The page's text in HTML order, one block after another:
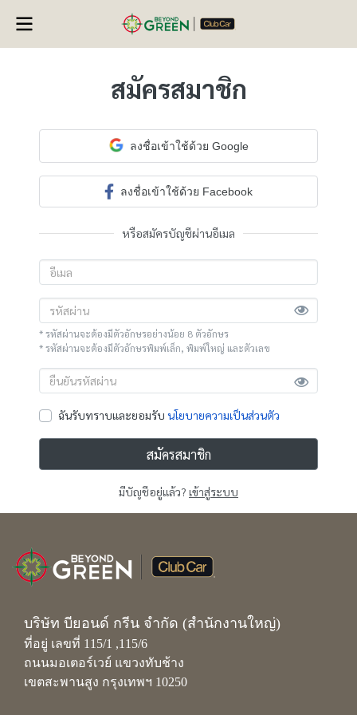
สมัครสมาชิก
ลงชื่อเข้าใช้ด้วย Google
ลงชื่อเข้าใช้ด้วย Facebook
หรือสมัครบัญชีผ่านอีเมล
* รหัสผ่านจะต้องมีตัวอักษรอย่างน้อย 8 ตัวอักษร
* รหัสผ่านจะต้องมีตัวอักษรพิมพ์เล็ก, พิมพ์ใหญ่ และตัวเลข
ฉันรับทราบและยอมรับ นโยบายความเป็นส่วนตัว
สมัครสมาชิก
มีบัญชีอยู่แล้ว? เข้าสู่ระบบ
บริษัท บียอนด์ กรีน จำกัด (สำนักงานใหญ่)
﻿ที่อยู่ เลขที่ 115/1 ,115/6
ถนนมอเตอร์เวย์ แขวงทับช้าง
เขตสะพานสูง กรุงเทพฯ 10250